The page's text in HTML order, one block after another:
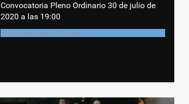
Convocatoria Pleno Ordinario 30 de julio de
2020 a las 19:00
by Ayuntamiento El Molar